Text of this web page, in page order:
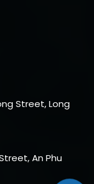
Street, Long
An Phu